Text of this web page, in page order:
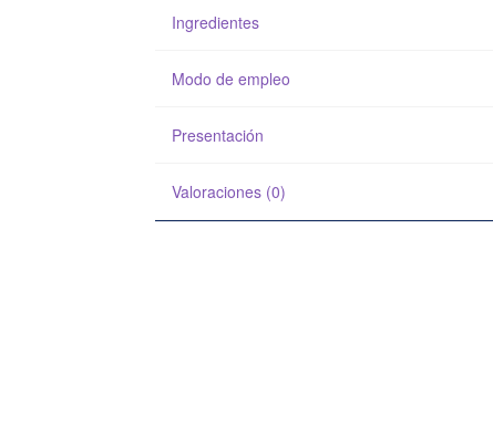
Ingredientes
Modo de empleo
Presentación
Valoraciones (0)